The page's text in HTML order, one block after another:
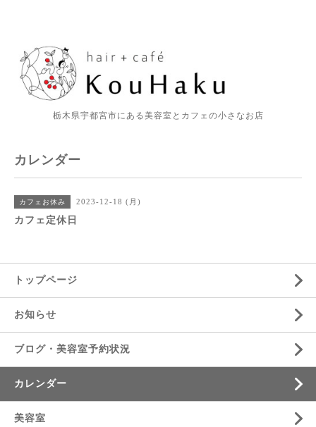
栃木県宇都宮市にある美容室とカフェの小さなお店
カレンダー
カフェお休み 2023-12-18 (月)
カフェ定休日
トップページ
お知らせ
ブログ・美容室予約状況
カレンダー
美容室